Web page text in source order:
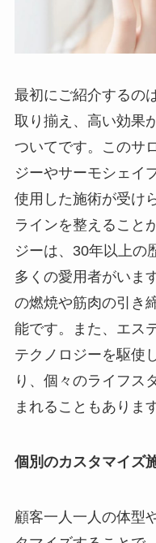
最初にご紹介するの
取り揃え、高い効果
ついてです。このサ
ジーやサーモシェイ
使用した施術が受け
ラインを整えること
ジーは、30年以上の
多くの愛用者がいま
の燃焼や筋肉の引き
能です。また、エス
テクノロジーを駆使
り、個々のライフス
まれることもあります
個別のカスタマイズ
顧客一人一人の体型